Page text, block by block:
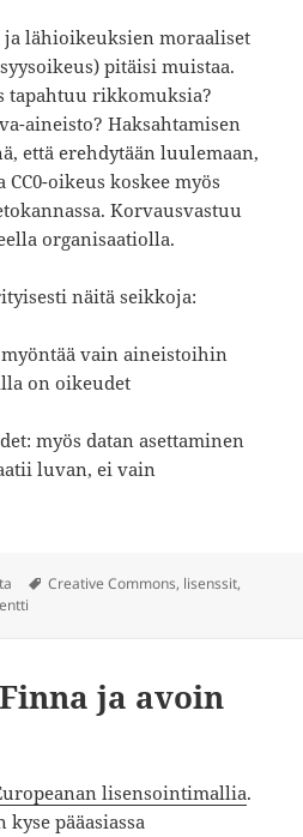
lähioikeuksien moraaliset
pitäisi muistaa.
tapahtuu rikkomuksia?
aineisto? Haksahtamisen
että erehdytään luulemaan,
CC0-oikeus koskee myös
Korvausvastuu
organisaatiolla.
näitä seikkoja:
vain aineistoihin
on oikeudet
myös datan asettaminen
luvan, ei vain
Avainsanat
Creative Commons, lisenssit,
ja avoin
lisensointimallia.
kyse pääasiassa